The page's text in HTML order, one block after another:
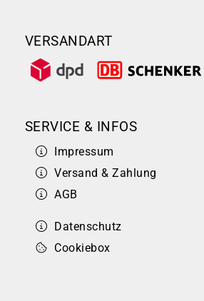
VERSANDART
SERVICE & INFOS
Impressum
Versand & Zahlung
AGB
Datenschutz
Cookiebox